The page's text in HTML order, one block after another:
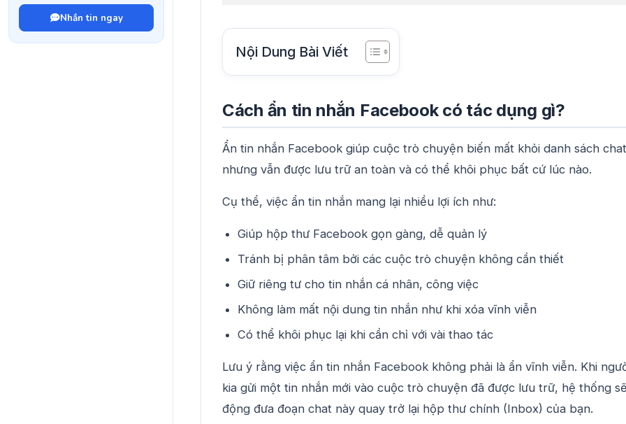
Nhắn tin ngay
Nội Dung Bài Viết
Cách ẩn tin nhắn Facebook có tác dụng gì?
Ẩn tin nhắn Facebook giúp cuộc trò chuyện biến mất khỏi danh sách chat
nhưng vẫn được lưu trữ an toàn và có thể khôi phục bất cứ lúc nào.
Cụ thể, việc ẩn tin nhắn mang lại nhiều lợi ích như:
Giúp hộp thư Facebook gọn gàng, dễ quản lý
Tránh bị phân tâm bởi các cuộc trò chuyện không cần thiết
Giữ riêng tư cho tin nhắn cá nhân, công việc
Không làm mất nội dung tin nhắn như khi xóa vĩnh viễn
Có thể khôi phục lại khi cần chỉ với vài thao tác
Lưu ý rằng việc ẩn tin nhắn Facebook không phải là ẩn vĩnh viễn. Khi
kia gửi một tin nhắn mới vào cuộc trò chuyện đã được lưu trữ, hệ thống
động đưa đoạn chat này quay trở lại hộp thư chính (Inbox) của bạn.